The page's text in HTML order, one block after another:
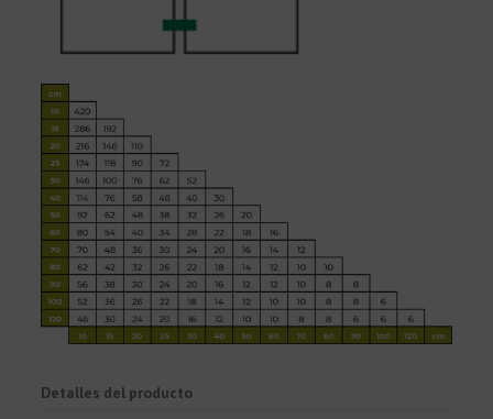
Detalles del producto